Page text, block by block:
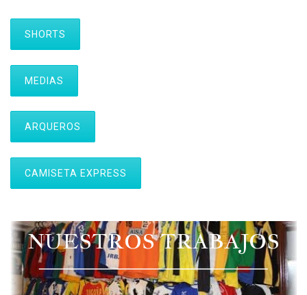
SHORTS
MEDIAS
ARQUEROS
CAMISETA EXPRESS
NUESTROS TRABAJOS